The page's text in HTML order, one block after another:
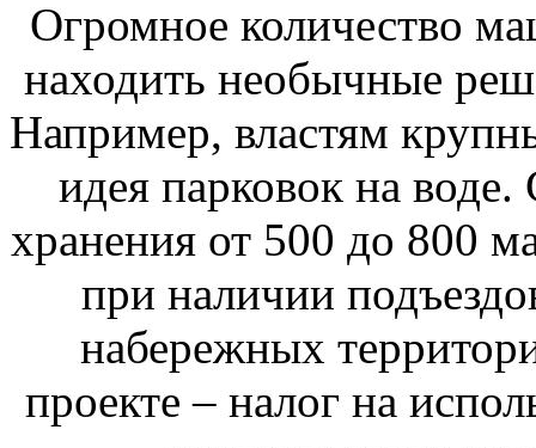
Огромное количество
находить необычные
Например, властям
идея парковок на
хранения от 500 до 800
при наличии
набережных
проекте – налог на